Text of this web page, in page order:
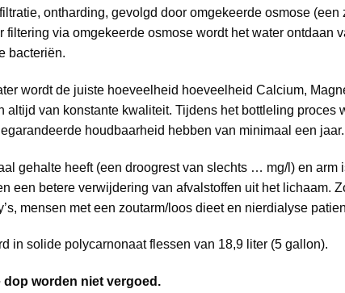
ontharding, gevolgd door omgekeerde osmose
via omgekeerde osmose wordt het water ontdaan
bacteriën.
wordt de juiste hoeveelheid hoeveelheid Calcium,
altijd van konstante kwaliteit. Tijdens het bottleling proces
houdbaarheid hebben van minimaal een jaar.
gehalte heeft (een droogrest van slechts … mg/l) en arm
een betere verwijdering van afvalstoffen uit het lichaam.
mensen met een zoutarm/loos dieet en nierdialyse
in solide polycarnonaat flessen van 18,9 liter (5 gallon).
worden niet vergoed.